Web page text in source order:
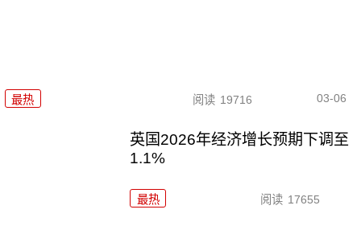
最热 阅读 19716 03-06
英国2026年经济增长预期下调至
1.1%
最热 阅读 17655